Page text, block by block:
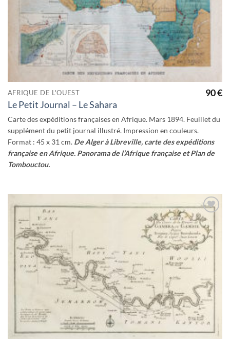
AFRIQUE DE L'OUEST
Le Petit Journal – Le Sahara
90€
Carte des expéditions françaises en Afrique. Mars 1894. Feuillet du
supplément du petit journal illustré. Impression en couleurs.
Format : 45 x 31 cm. De Alger à Libreville, carte des expéditions
française en Afrique. Panorama de l’Afrique française et Plan de
Tombouctou.
Ajouter
à la
wishlist